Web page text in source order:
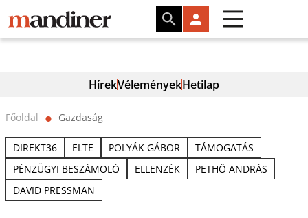
HírekVéleményekHetilap
Főoldal ⬤ Gazdaság
DIREKT36 ELTE POLYÁK GÁBOR
TÁMOGATÁS
PÉNZÜGYI BESZÁMOLÓ
ELLENZÉK
PETHŐ ANDRÁS
DAVID PRESSMAN